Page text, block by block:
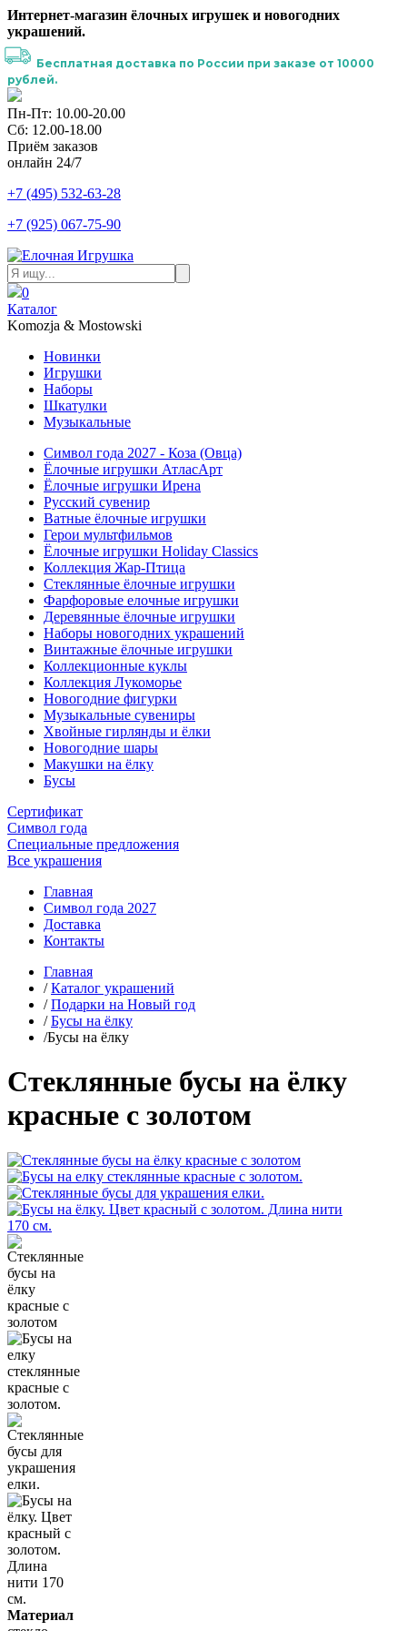
Интернет-магазин ёлочных игрушек и новогодних
украшений.
Бесплатная доставка по России при заказе от 10000
рублей.
Пн-Пт: 10.00-20.00
Сб: 12.00-18.00
Приём заказов
онлайн 24/7
+7 (495) 532-63-28
+7 (925) 067-75-90
0
Каталог
Komozja & Mostowski
Новинки
Игрушки
Наборы
Шкатулки
Музыкальные
Символ года 2027 - Коза (Овца)
Ёлочные игрушки АтласАрт
Ёлочные игрушки Ирена
Русский сувенир
Ватные ёлочные игрушки
Герои мультфильмов
Ёлочные игрушки Holiday Classics
Коллекция Жар-Птица
Стеклянные ёлочные игрушки
Фарфоровые елочные игрушки
Деревянные ёлочные игрушки
Наборы новогодних украшений
Винтажные ёлочные игрушки
Коллекционные куклы
Коллекция Лукоморье
Новогодние фигурки
Музыкальные сувениры
Хвойные гирлянды и ёлки
Новогодние шары
Макушки на ёлку
Бусы
Сертификат
Символ года
Специальные предложения
Все украшения
Главная
Символ года 2027
Доставка
Контакты
Главная
/Каталог украшений
/Подарки на Новый год
/Бусы на ёлку
/Бусы на ёлку
Стеклянные бусы на ёлку
красные с золотом
Материал